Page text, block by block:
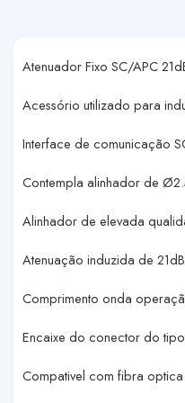
Atenuador Fixo SC/APC
Acessório utilizado para
Interface de comunicação
Contempla alinhador de
Alinhador de elevada
Atenuação induzida de 21dB
Comprimento onda
Encaixe do conector do
Compativel com fibra